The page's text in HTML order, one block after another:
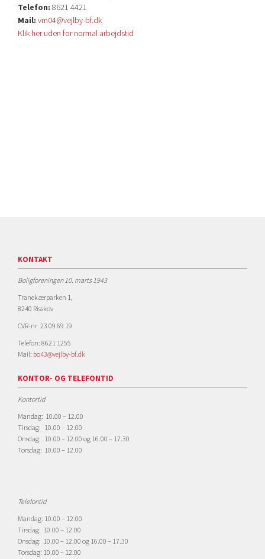
Telefon: 8621 4421
Mail: vm04@vejlby-bf.dk
Klik her uden for normal arbejdstid
KONTAKT
Boligforeningen 10. marts 1943
Tranekærparken 1,
8240 Risskov
CVR-nr. 23 09 69 19
Telefon: 8621 1255
Mail: bo43@vejlby-bf.dk
KONTOR- OG TELEFONTID
Kontortid
Mandag: 10.00 – 12.00
Tirsdag: 10.00 – 12.00
Onsdag: 10.00 – 12.00 og 16.00 – 17.30
Torsdag: 10.00 – 12.00
Telefontid
Mandag: 10.00 – 12.00
Tirsdag: 10.00 – 12.00
Onsdag: 10.00 – 12.00 og 16.00 – 17.30
Torsdag: 10.00 – 12.00